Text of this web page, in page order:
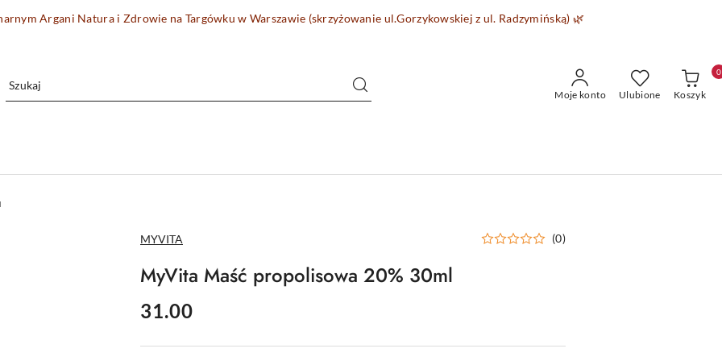
Argani Natura i Zdrowie na Targówku w Warszawie (skrzyżowanie ul.Gorzykowskiej z ul. Radzymińską) 🌿
Moje konto Ulubione Koszyk
0
NAZWA
PRODUCENTA:
MYVITA (0)
MyVita Maść propolisowa 20% 30ml
cena:
31.00